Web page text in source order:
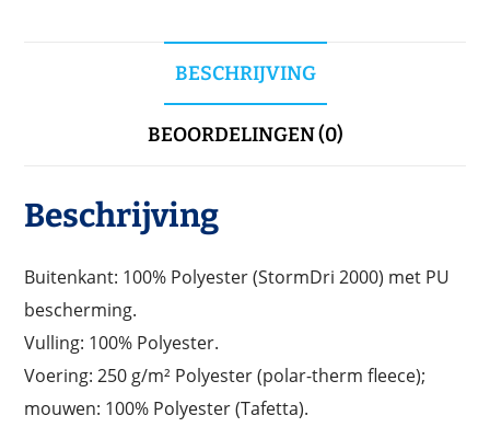
BESCHRIJVING
BEOORDELINGEN (0)
Beschrijving
Buitenkant: 100% Polyester (StormDri 2000) met PU
bescherming.
Vulling: 100% Polyester.
Voering: 250 g/m² Polyester (polar-therm fleece);
mouwen: 100% Polyester (Tafetta).